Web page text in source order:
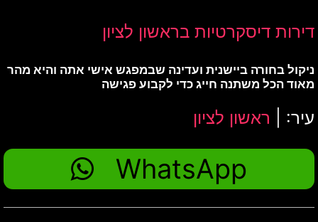
דירות דיסקרטיות בראשון לציון
ניקול בחורה ביישנית ועדינה שבמפגש אישי אתה והיא מהר
מאוד הכל משתנה חייג כדי לקבוע פגישה
עיר: | ראשון לציון
WhatsApp